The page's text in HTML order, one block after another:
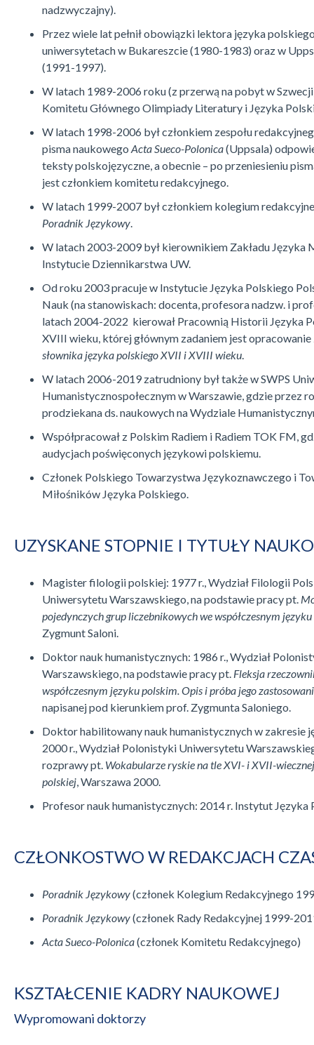
nadzwyczajny).
Przez wiele lat pełnił obowiązki lektora języka
uniwersytetach w Bukareszcie (1980-1983) oraz w
(1991-1997).
W latach 1989-2006 roku (z przerwą na pobyt w
Komitetu Głównego Olimpiady Literatury i Języka
W latach 1998-2006 był członkiem zespołu
pisma naukowego Acta Sueco-Polonica(Uppsala)
teksty polskojęzyczne, a obecnie – po przeniesieniu
jest członkiem komitetu redakcyjnego.
W latach 1999-2007 był członkiem kolegium
Poradnik Językowy
W latach 2003-2009 był kierownikiem Zakładu Języka
Instytucie Dziennikarstwa UW.
Od roku 2003 pracuje w Instytucie Języka Polskiego
Nauk (na stanowiskach: docenta, profesora nadzw. i
latach 2004-2022 kierował Pracownią Historii Języka
XVIII wieku, której głównym zadaniem jest opracowanie
słownika języka polskiego XVII i XVIII wieku
W latach 2006-2019 zatrudniony był także w SWPS
Humanistycznospołecznym w Warszawie, gdzie przez
prodziekana ds. naukowych na Wydziale
Współpracował z Polskim Radiem i Radiem TOK FM,
audycjach poświęconych językowi polskiemu.
Członek Polskiego Towarzystwa Językoznawczego i
Miłośników Języka Polskiego.
UZYSKANE STOPNIE I TYTUŁY
Magister filologii polskiej: 1977 r., Wydział Filologii
Uniwersytetu Warszawskiego, na podstawie pracy pt.
pojedynczych grup liczebnikowych we współczesnym
Zygmunt Saloni.
Doktor nauk humanistycznych: 1986 r., Wydział
Warszawskiego, na podstawie pracy pt. Fleksja
współczesnym języku polskim. Opis i próba jego
napisanej pod kierunkiem prof. Zygmunta Saloniego.
Doktor habilitowany nauk humanistycznych w zakresie
2000 r., Wydział Polonistyki Uniwersytetu
rozprawy pt. Wokabularze ryskie na tle XVI- i XVII-
polskiej , Warszawa 2000.
Profesor nauk humanistycznych: 2014 r. Instytut Języka
CZŁONKOSTWO W REDAKCJACH
Poradnik Językowy(członek Kolegium Redakcyjnego
Poradnik Językowy(członek Rady Redakcyjnej 1999-
Acta Sueco-Polonica(członek Komitetu Redakcyjnego)
KSZTAŁCENIE KADRY NAUKOWEJ
Wypromowani doktorzy